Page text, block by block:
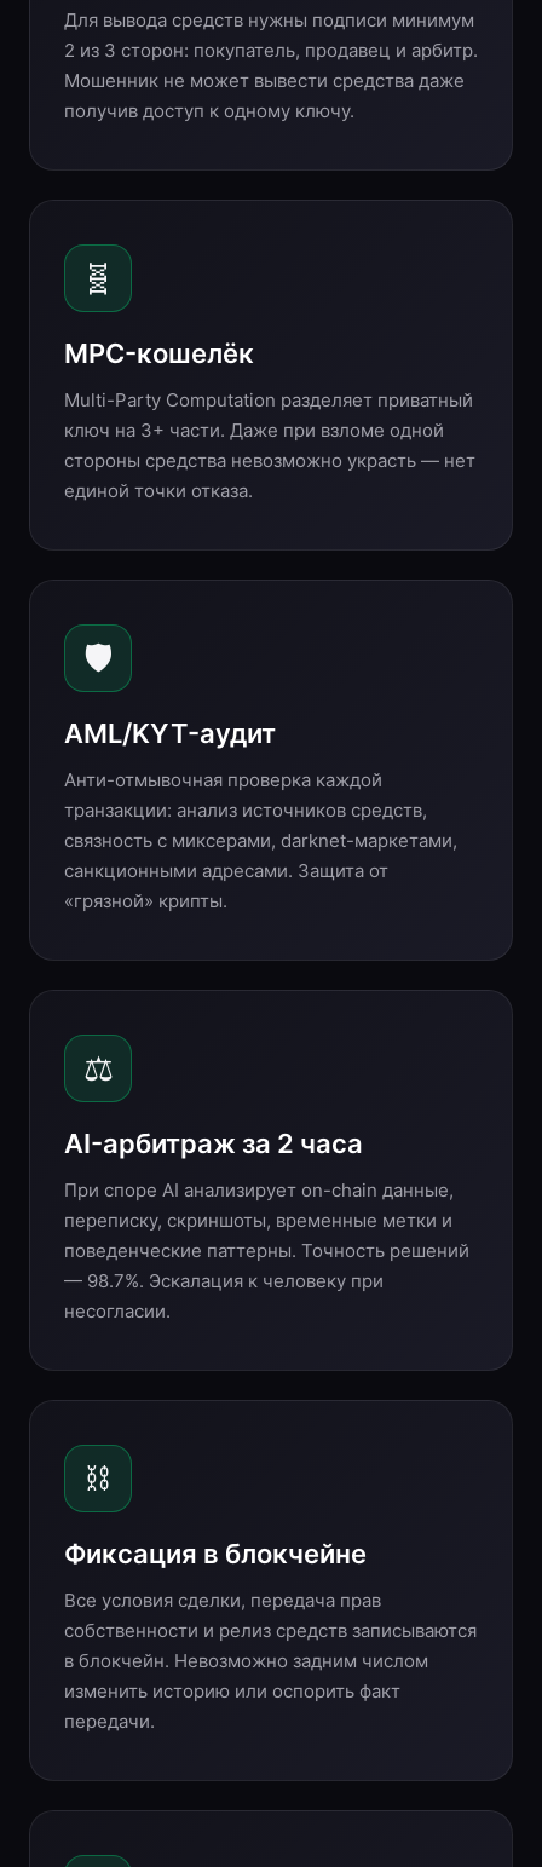
Для вывода средств нужны подписи минимум
2 из 3 сторон: покупатель, продавец и арбитр.
Мошенник не может вывести средства даже
получив доступ к одному ключу.
🧬
MPC-кошелёк
Multi-Party Computation разделяет приватный
ключ на 3+ части. Даже при взломе одной
стороны средства невозможно украсть — нет
единой точки отказа.
🛡
AML/KYT-аудит
Анти-отмывочная проверка каждой
транзакции: анализ источников средств,
связность с миксерами, darknet-маркетами,
санкционными адресами. Защита от
«грязной» крипты.
⚖
AI-арбитраж за 2 часа
При споре AI анализирует on-chain данные,
переписку, скриншоты, временные метки и
поведенческие паттерны. Точность решений
— 98.7%. Эскалация к человеку при
несогласии.
⛓
Фиксация в блокчейне
Все условия сделки, передача прав
собственности и релиз средств записываются
в блокчейн. Невозможно задним числом
изменить историю или оспорить факт
передачи.